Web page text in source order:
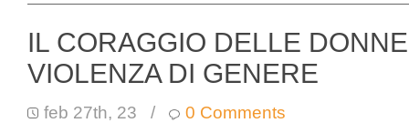
IL CORAGGIO DELLE
VIOLENZA DI GENERE
feb 27th, 23 / 0 Comments